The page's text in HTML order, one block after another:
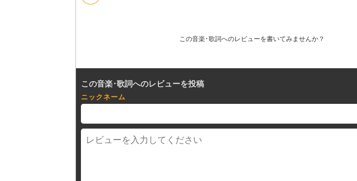
この音楽･歌詞へのレビューを書いてみませんか？
この音楽･歌詞へのレビューを投稿
ニックネーム